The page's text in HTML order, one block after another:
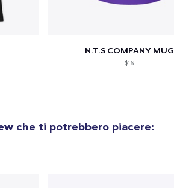
N.T.S COMPANY MUG
$16
che ti potrebbero piacere: